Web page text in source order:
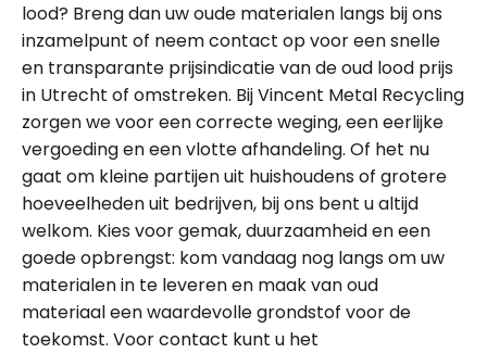
lood? Breng dan uw oude materialen langs bij ons
inzamelpunt of neem contact op voor een snelle
en transparante prijsindicatie van de oud lood prijs
in Utrecht of omstreken. Bij Vincent Metal Recycling
zorgen we voor een correcte weging, een eerlijke
vergoeding en een vlotte afhandeling. Of het nu
gaat om kleine partijen uit huishoudens of grotere
hoeveelheden uit bedrijven, bij ons bent u altijd
welkom. Kies voor gemak, duurzaamheid en een
goede opbrengst: kom vandaag nog langs om uw
materialen in te leveren en maak van oud
materiaal een waardevolle grondstof voor de
toekomst. Voor contact kunt u het